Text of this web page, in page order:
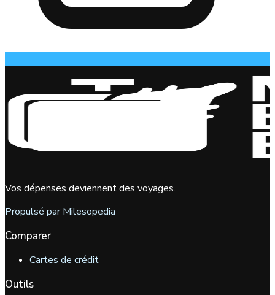
Vos dépenses deviennent des voyages.
Propulsé par Milesopedia
Comparer
Cartes de crédit
Outils